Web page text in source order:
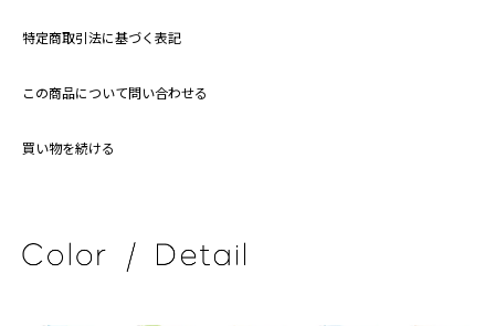
特定商取引法に基づく表記
この商品について問い合わせる
買い物を続ける